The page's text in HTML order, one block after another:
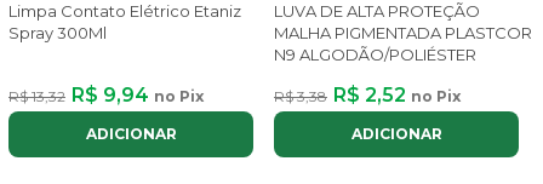
Limpa Contato Elétrico Etaniz
Spray 300Ml
R$ 13,32 R$ 9,94 no Pix
ADICIONAR
LUVA DE ALTA PROTEÇÃO
MALHA PIGMENTADA PLASTCOR
N9 ALGODÃO/POLIÉSTER
R$ 3,38 R$ 2,52 no Pix
ADICIONAR